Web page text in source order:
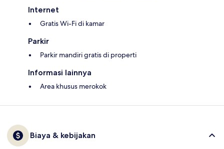
Internet
Gratis Wi-Fi di kamar
Parkir
Parkir mandiri gratis di properti
Informasi lainnya
Area khusus merokok
Biaya & kebijakan